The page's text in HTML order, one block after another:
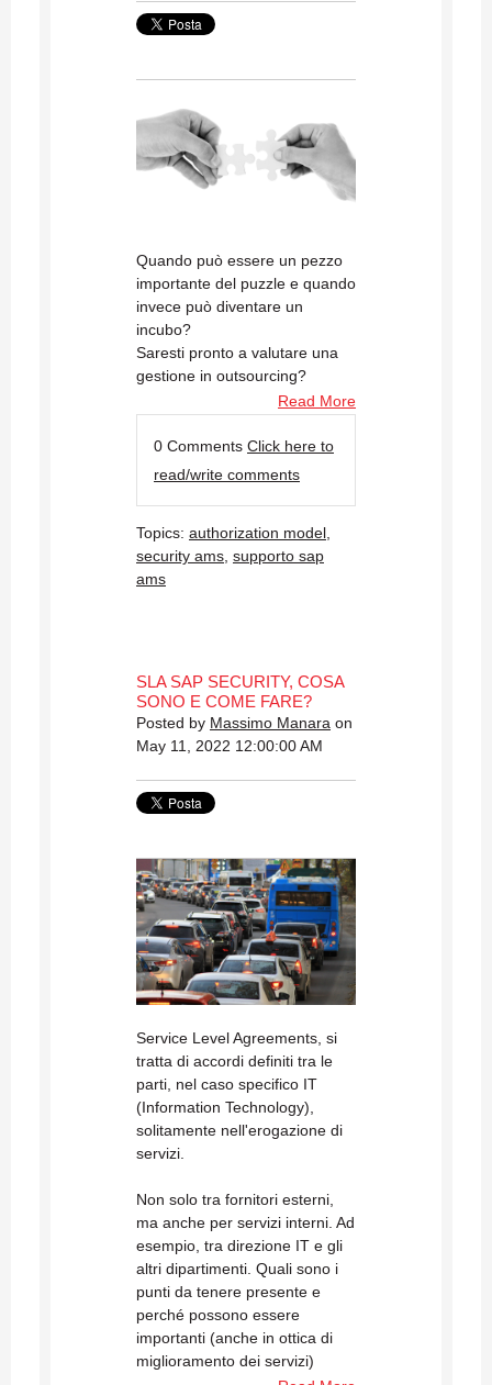
Quando può essere un pezzo
importante del puzzle e quando
invece può diventare un
incubo?
Saresti pronto a valutare una
gestione in outsourcing?
Read More
0 Comments Click here to
read/write comments
Topics: authorization model
security ams supporto sap
ams
SLA SAP SECURITY, COSA
SONO E COME FARE?
Posted by Massimo Manara on
May 11, 2022 12:00:00 AM
Service Level Agreements, si
tratta di accordi definiti tra le
parti, nel caso specifico IT
(Information Technology),
solitamente nell'erogazione di
servizi.
Non solo tra fornitori esterni,
ma anche per servizi interni. Ad
esempio, tra direzione IT e gli
altri dipartimenti. Quali sono i
punti da tenere presente e
perché possono essere
importanti (anche in ottica di
miglioramento dei servizi)